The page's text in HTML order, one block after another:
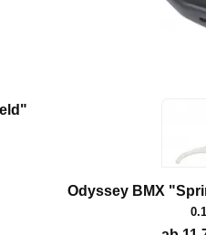
Odyssey BMX